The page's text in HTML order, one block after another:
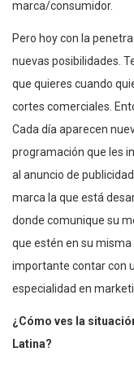
marca/consumidor.
Pero hoy con la
nuevas posibilidades.
que quieres cuando
cortes comerciales.
Cada día aparecen
programación que les
al anuncio de
marca la que está
donde comunique su
que estén en su
importante contar con
especialidad en
¿Cómo ves la
Latina?